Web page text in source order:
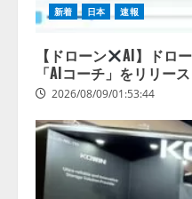
新着 日本 速報
【ドローン
AI】ドロ
「AIコーチ」をリリース
2026/08/09/01:53:44